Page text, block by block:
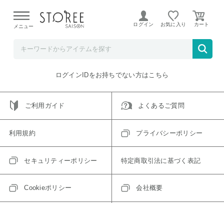
よる配送遅延が発生しております。
メニュー ログイン お気に入り
ご指定のアイテムは取り扱い終了、またはただいま取り扱い
トップへ戻る
ログインIDをお持ちでない方はこちら
ご利用ガイド よくあるご質問
利用規約 プライバシーポリシー
セキュリティーポリシー 特定商取引法に基づく表記
Cookieポリシー 会社概要